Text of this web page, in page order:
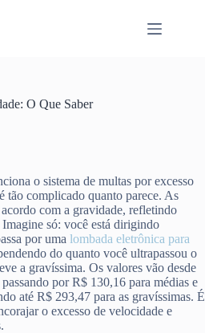
O Que Saber
o sistema de multas por excesso
tão complicado quanto parece. As
com a gravidade, refletindo
só: você está dirigindo
por uma lombada eletrônica para
do quanto você ultrapassou o
a gravíssima. Os valores vão desde
por R$ 130,16 para médias e
até R$ 293,47 para as gravíssimas. É
o excesso de velocidade e